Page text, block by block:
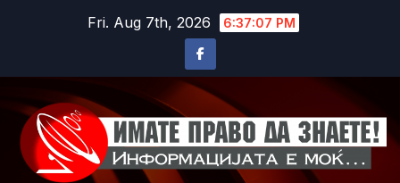
Fri. Aug 7th, 2026 6:37:09 PM